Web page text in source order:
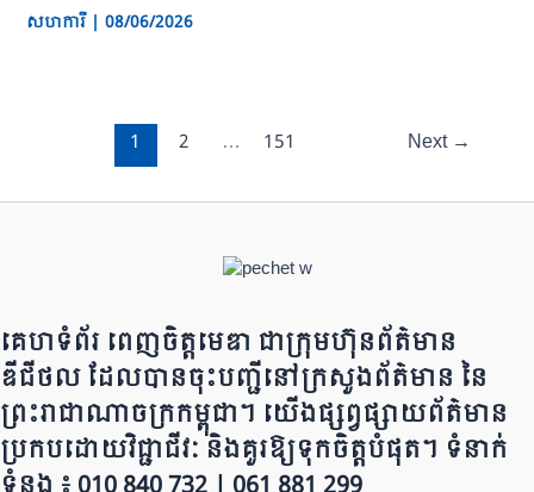
សហការី | 08/06/2026
1 2 … 151 Next →
គេហទំព័រ ពេញចិត្តមេឌា ជា​ក្រុ​​​​​ម​​​ហ៊ុន​ព័ត៌មាន​
ឌីជីថល ដែ​លបា​ន​​ចុះបញ្ជីនៅក្រសួងព័ត៌មាន នៃ​​​​
ព្រះរាជាណាចក្រ​ក​ម្ពុជា។ យើ​ង​​​​​ផ្សព្វផ្សាយព័​ត៌​មា​​​​ន
ប្រក​ប​ដោ​​​​​​យ​វិជ្ជាជីវៈ និ​ងគួរ​ឱ្យ​ទុកចិត្ត​បំ​ផុត។ ទំនាក់